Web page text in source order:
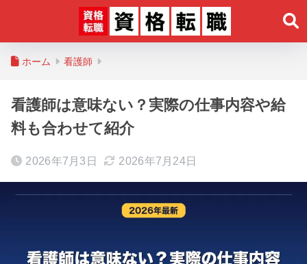
ホーム 看護師
看護師は意味ない？実際の仕事内容や給
料も合わせて紹介
2026年7月3日 2026年7月24日